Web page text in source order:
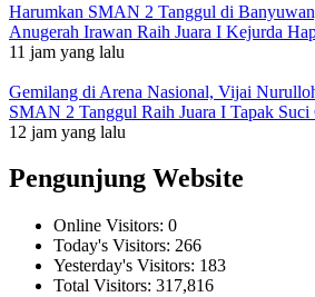
Harumkan SMAN 2 Tanggul di
Anugerah Irawan Raih Juara I Kejurda
11 jam yang lalu
Gemilang di Arena Nasional, Vijai
SMAN 2 Tanggul Raih Juara I Tapak
12 jam yang lalu
Pengunjung Website
Online Visitors: 0
Today's Visitors: 266
Yesterday's Visitors: 183
Total Visitors: 317,816